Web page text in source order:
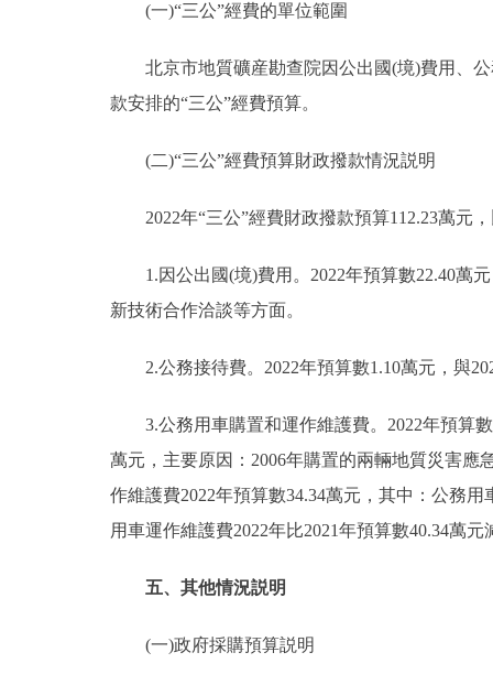
(一)“三公”經費的單位範圍
北京市地質礦産勘查院因公出國(境)費用、公
款安排的“三公”經費預算。
(二)“三公”經費預算財政撥款情況説明
2022年“三公”經費財政撥款預算112.23萬元，
1.因公出國(境)費用。2022年預算數22.40萬元
新技術合作洽談等方面。
2.公務接待費。2022年預算數1.10萬元，與
3.公務用車購置和運作維護費。2022年預算數
萬元，主要原因：2006年購置的兩輛地質災害
作維護費2022年預算數34.34萬元，其中：公務
用車運作維護費2022年比2021年預算數40.34萬
五、其他情況説明
(一)政府採購預算説明